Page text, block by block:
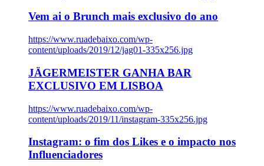
Vem ai o Brunch mais exclusivo do ano
https://www.ruadebaixo.com/wp-
content/uploads/2019/12/jag01-335x256.jpg
JÄGERMEISTER GANHA BAR
EXCLUSIVO EM LISBOA
https://www.ruadebaixo.com/wp-
content/uploads/2019/11/instagram-335x256.jpg
Instagram: o fim dos Likes e o impacto nos
Influenciadores